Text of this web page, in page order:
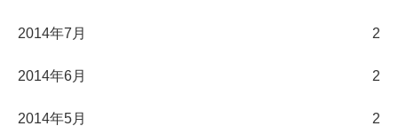
2014年7月 2
2014年6月 2
2014年5月 2